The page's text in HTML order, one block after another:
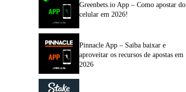
Greenbets.io App – Como apostar do
celular em 2026!
Pinnacle App – Saiba baixar e
aproveitar os recursos de apostas em
2026